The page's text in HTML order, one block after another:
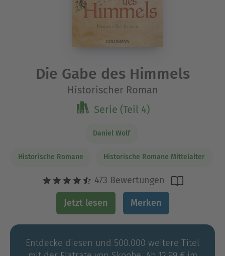
Die Gabe des Himmels
Historischer Roman
Serie (Teil 4)
Daniel Wolf
Historische Romane Historische Romane Mittelalter
473 Bewertungen
Jetzt lesen Merken
Entdecke diesen und 500.000 weitere Titel